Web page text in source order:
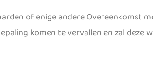
of enige andere Overeenkomst
komen te vervallen en zal deze